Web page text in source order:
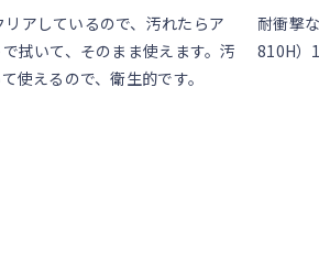
リアしているので、汚れたらア
拭いて、そのまま使えます。汚
使えるので、衛生的です。
耐衝撃
810H）